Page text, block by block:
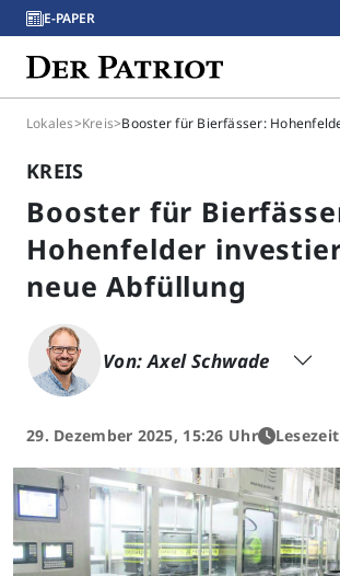
E-PAPER
Lokales>Kreis>
KREIS
Booster für
Hohenfelder
neue Abfüllung
Von: Axel Schwade
29. Dezember 2025, 15:26 Uhr